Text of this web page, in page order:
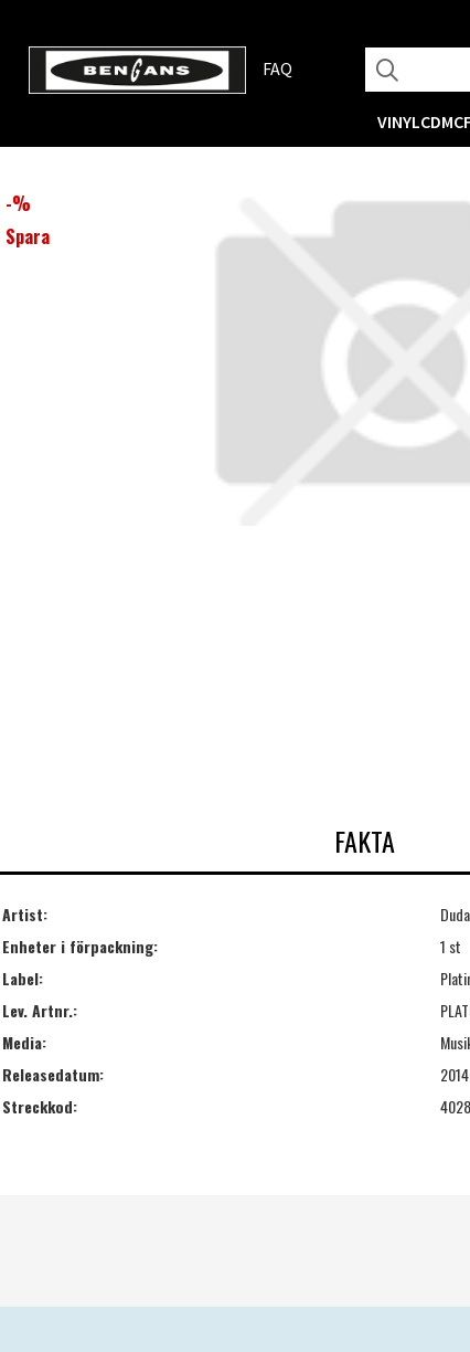
FAQ
VINYLCDMC
-%
Spara
FAKTA
Artist:
Enheter i förpackning:
1 st
Label:
Lev. Artnr.:
Media:
Releasedatum:
Streckkod: